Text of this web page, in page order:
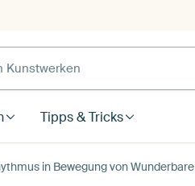
Tipps & Tricks
in Bewegung von Wunderbare Kunst